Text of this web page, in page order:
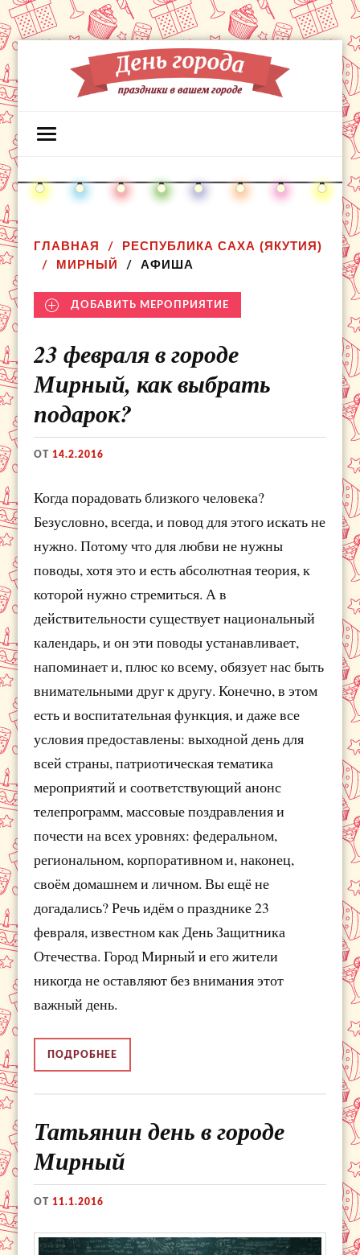
ГЛАВНАЯ
РЕСПУБЛИКА САХА (ЯКУТИЯ)
МИРНЫЙ
АФИША
ДОБАВИТЬ МЕРОПРИЯТИЕ
23 февраля в городе
Мирный, как выбрать
подарок?
ОТ14.2.2016
Когда порадовать близкого человека?
Безусловно, всегда, и повод для этого искать не
нужно. Потому что для любви не нужны
поводы, хотя это и есть абсолютная теория, к
которой нужно стремиться. А в
действительности существует национальный
календарь, и он эти поводы устанавливает,
напоминает и, плюс ко всему, обязует нас быть
внимательными друг к другу. Конечно, в этом
есть и воспитательная функция, и даже все
условия предоставлены: выходной день для
всей страны, патриотическая тематика
мероприятий и соответствующий анонс
телепрограмм, массовые поздравления и
почести на всех уровнях: федеральном,
региональном, корпоративном и, наконец,
своём домашнем и личном. Вы ещё не
догадались? Речь идём о празднике 23
февраля, известном как День Защитника
Отечества. Город Мирный и его жители
никогда не оставляют без внимания этот
важный день.
ПОДРОБНЕЕ
Татьянин день в городе
Мирный
ОТ11.1.2016